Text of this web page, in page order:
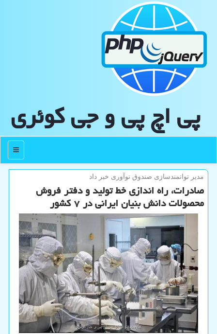
پی اچ پی و جی كوئری
منو
مدیر توانمندسازی صندوق نوآوری خبر داد
صادرات، راه اندازی خط تولید و دفتر فروش
محصولات دانش بنیان ایرانی در ۷ کشور